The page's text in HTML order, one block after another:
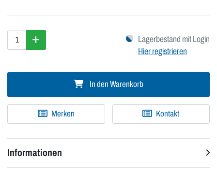
Lagerbestand mit Login
Hier registrieren
In den Warenkorb
Merken Kontakt
Informationen